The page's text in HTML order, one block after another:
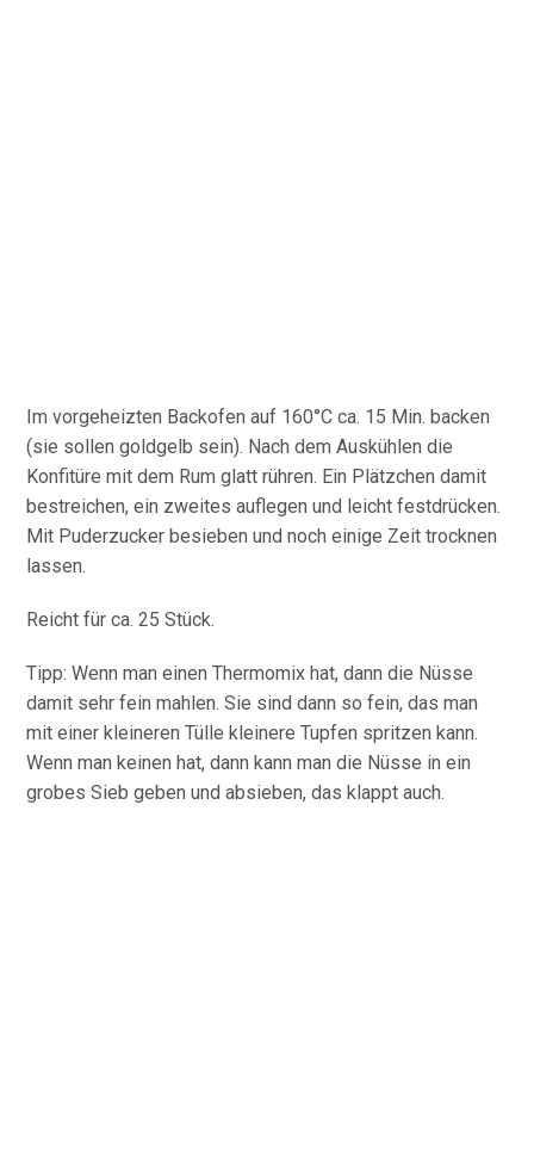
Im vorgeheizten Backofen auf 160°C ca. 15 Min. backen
(sie sollen goldgelb sein). Nach dem Auskühlen die
Konfitüre mit dem Rum glatt rühren. Ein Plätzchen damit
bestreichen, ein zweites auflegen und leicht festdrücken.
Mit Puderzucker besieben und noch einige Zeit trocknen
lassen.
Reicht für ca. 25 Stück.
Tipp: Wenn man einen Thermomix hat, dann die Nüsse
damit sehr fein mahlen. Sie sind dann so fein, das man
mit einer kleineren Tülle kleinere Tupfen spritzen kann.
Wenn man keinen hat, dann kann man die Nüsse in ein
grobes Sieb geben und absieben, das klappt auch.